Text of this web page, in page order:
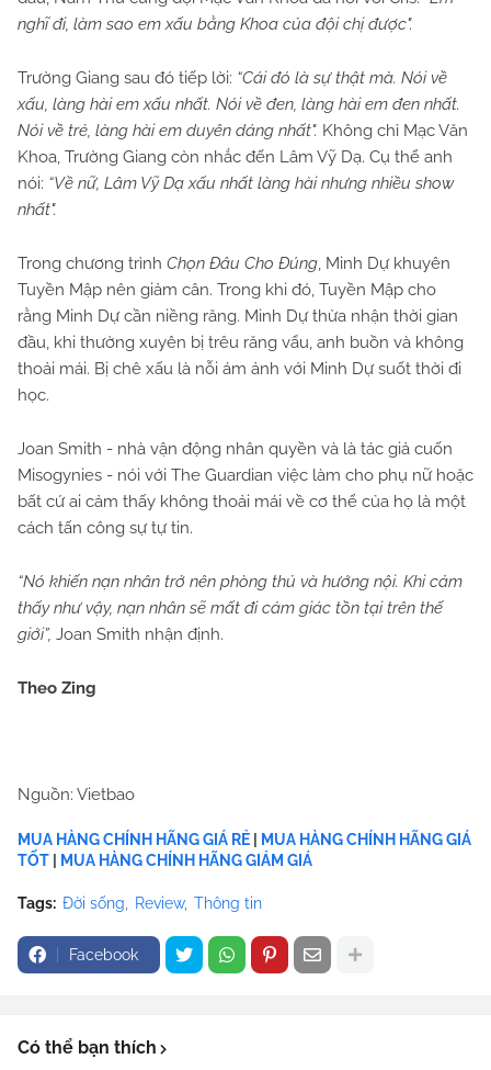
nghĩ đi, làm sao em xấu bằng Khoa của đội chị được".
Trường Giang sau đó tiếp lời: “Cái đó là sự thật mà. Nói về
xấu, làng hài em xấu nhất. Nói về đen, làng hài em đen nhất.
Nói về trẻ, làng hài em duyên dáng nhất". Không chỉ Mạc Văn
Khoa, Trường Giang còn nhắc đến Lâm Vỹ Dạ. Cụ thể anh
nói: “Về nữ, Lâm Vỹ Dạ xấu nhất làng hài nhưng nhiều show
nhất".
Trong chương trình Chọn Đâu Cho Đúng, Minh Dự khuyên
Tuyền Mập nên giảm cân. Trong khi đó, Tuyền Mập cho
rằng Minh Dự cần niềng răng. Minh Dự thừa nhận thời gian
đầu, khi thường xuyên bị trêu răng vẩu, anh buồn và không
thoải mái. Bị chê xấu là nỗi ám ảnh với Minh Dự suốt thời đi
học.
Joan Smith - nhà vận động nhân quyền và là tác giả cuốn
Misogynies - nói với The Guardian việc làm cho phụ nữ hoặc
bất cứ ai cảm thấy không thoải mái về cơ thể của họ là một
cách tấn công sự tự tin.
“Nó khiến nạn nhân trở nên phòng thủ và hướng nội. Khi cảm
thấy như vậy, nạn nhân sẽ mất đi cảm giác tồn tại trên thế
giới”, Joan Smith nhận định.
Theo Zing
Nguồn: Vietbao
MUA HÀNG CHÍNH HÃNG GIÁ RẺ
MUA HÀNG CHÍNH HÃNG GIÁ
TỐT
MUA HÀNG CHÍNH HÃNG GIẢM GIÁ
Tags: Đời sống Review Thông tin
Facebook
Có thể bạn thích